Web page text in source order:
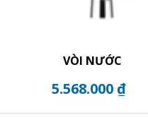
VÒI NƯỚC
5.568.000 ₫